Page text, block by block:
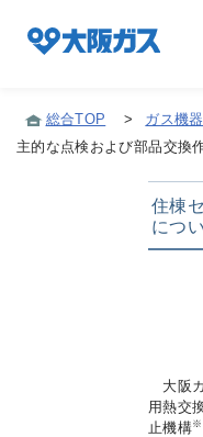
企業情報TOP
企業/グループに
総合TOP > ガス機
主的な点検および部品交換
住棟
につ
大阪
用熱交
止機構※